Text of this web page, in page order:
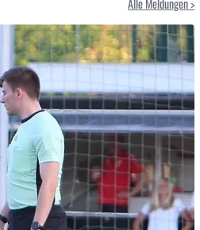
Alle Meldungen >